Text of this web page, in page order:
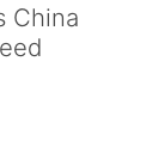
China